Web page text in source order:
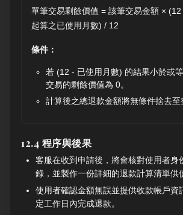
單筆交易剩餘價值 = 該筆交易金額 ×
起算之已使用月數) / 12
條件：
若 (12 - 已使用月數) 的結果小於或
交易的剩餘價值為 0。
計算後之總退款金額將無條件捨去至
12.4 程序與後果
客服在收到申請後，將會核對使用者身
錄，並製作一份詳細的退款計算清單供
使用者確認金額無誤並提供收款帳戶資
定工作日內完成退款。